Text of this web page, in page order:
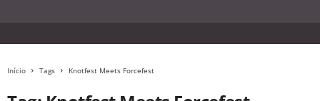
Início Tags Knotfest Meets Forcefest